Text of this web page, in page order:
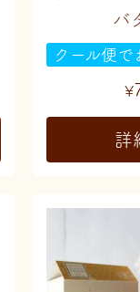
バ
クール便で
¥
詳